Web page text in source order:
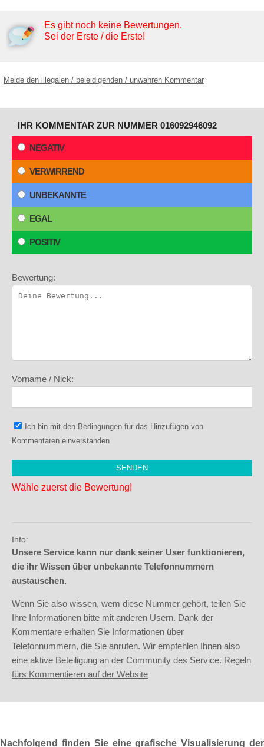
Es gibt noch keine Bewertungen.
Sei der Erste / die Erste!
Melde den illegalen / beleidigenden / unwahren Kommentar
IHR KOMMENTAR ZUR NUMMER 016092946092
NEGATIV
VERWIRREND
UNBEKANNTE
EGAL
POSITIV
Bewertung:
Vorname / Nick:
Ich bin mit den Bedingungen für das Hinzufügen von
Kommentaren einverstanden
Wähle zuerst die Bewertung!
Info:
Unsere Service kann nur dank seiner User funktionieren,
die ihr Wissen über unbekannte Telefonnummern
austauschen.
Wenn Sie also wissen, wem diese Nummer gehört, teilen Sie
Ihre Informationen bitte mit anderen Usern. Dank der
Kommentare erhalten Sie Informationen über
Telefonnummern, die Sie anrufen. Wir empfehlen Ihnen also
eine aktive Beteiligung an der Community des Service. Regeln
fürs Kommentieren auf der Website
Nachfolgend finden Sie eine grafische Visualisierung der